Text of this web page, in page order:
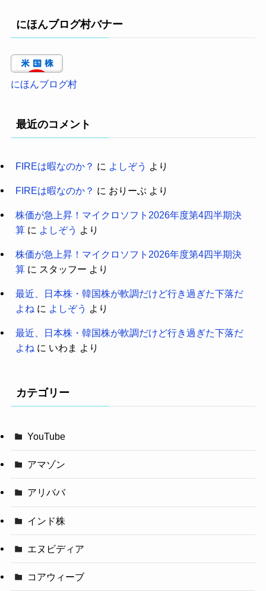
にほんブログ村バナー
にほんブログ村
最近のコメント
FIREは暇なのか？ に よしぞう より
FIREは暇なのか？ に おりーぶ より
株価が急上昇！マイクロソフト2026年度第4四半期決
算に よしぞう より
株価が急上昇！マイクロソフト2026年度第4四半期決
算に スタッフー より
最近、日本株・韓国株が軟調だけど行き過ぎた下落だ
よね に よしぞう より
最近、日本株・韓国株が軟調だけど行き過ぎた下落だ
よね に いわま より
カテゴリー
YouTube
アマゾン
アリババ
インド株
エヌビディア
コアウィーブ